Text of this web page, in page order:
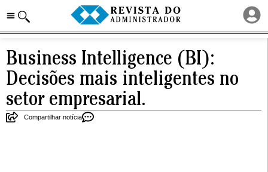
Business Intelligence (BI):
Decisões mais inteligentes no
setor empresarial.
Compartilhar notícia